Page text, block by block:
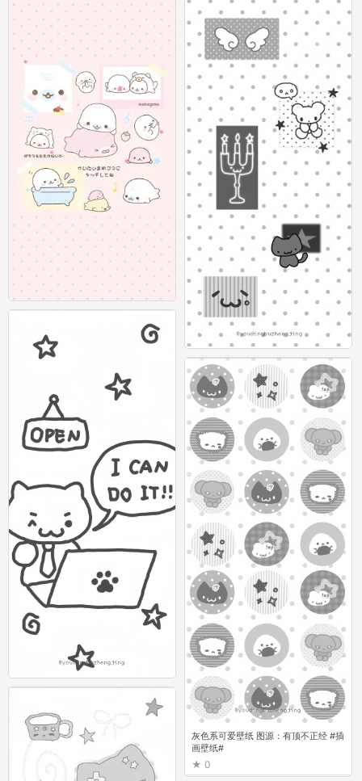
灰色系可爱壁纸 图源：有顶不正经 #插
画壁纸#
灰色系可爱壁纸 图源：有顶不正经 #插
0
灰色系可爱壁纸 图源：有顶不正经 #插
画壁纸#
0
0